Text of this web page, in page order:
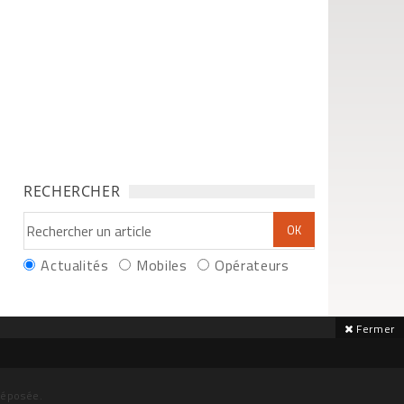
RECHERCHER
Actualités Mobiles Opérateurs
Fermer